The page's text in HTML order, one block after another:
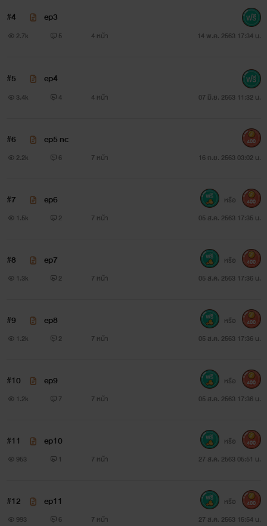
#4 ep3
2.7k 5 4 หน้า 14 พ.ค. 2563 17:34 น.
#5 ep4
3.4k 4 4 หน้า 07 มิ.ย. 2563 11:32 น.
#6 ep5 nc
2.2k 6 7 หน้า 16 ก.ย. 2563 03:02 น.
400
#7 ep6
1.5k 2 7 หน้า 05 ส.ค. 2563 17:35 น.
หรือ 400
#8 ep7
1.3k 2 7 หน้า 05 ส.ค. 2563 17:36 น.
หรือ 400
#9 ep8
1.2k 2 7 หน้า 05 ส.ค. 2563 17:36 น.
หรือ 400
#10 ep9
1.2k 7 7 หน้า 05 ส.ค. 2563 17:36 น.
หรือ 400
#11 ep10
953 1 7 หน้า 27 ส.ค. 2563 05:51 น.
หรือ 400
#12 ep11
993 6 7 หน้า 27 ส.ค. 2563 15:54 น.
หรือ 400